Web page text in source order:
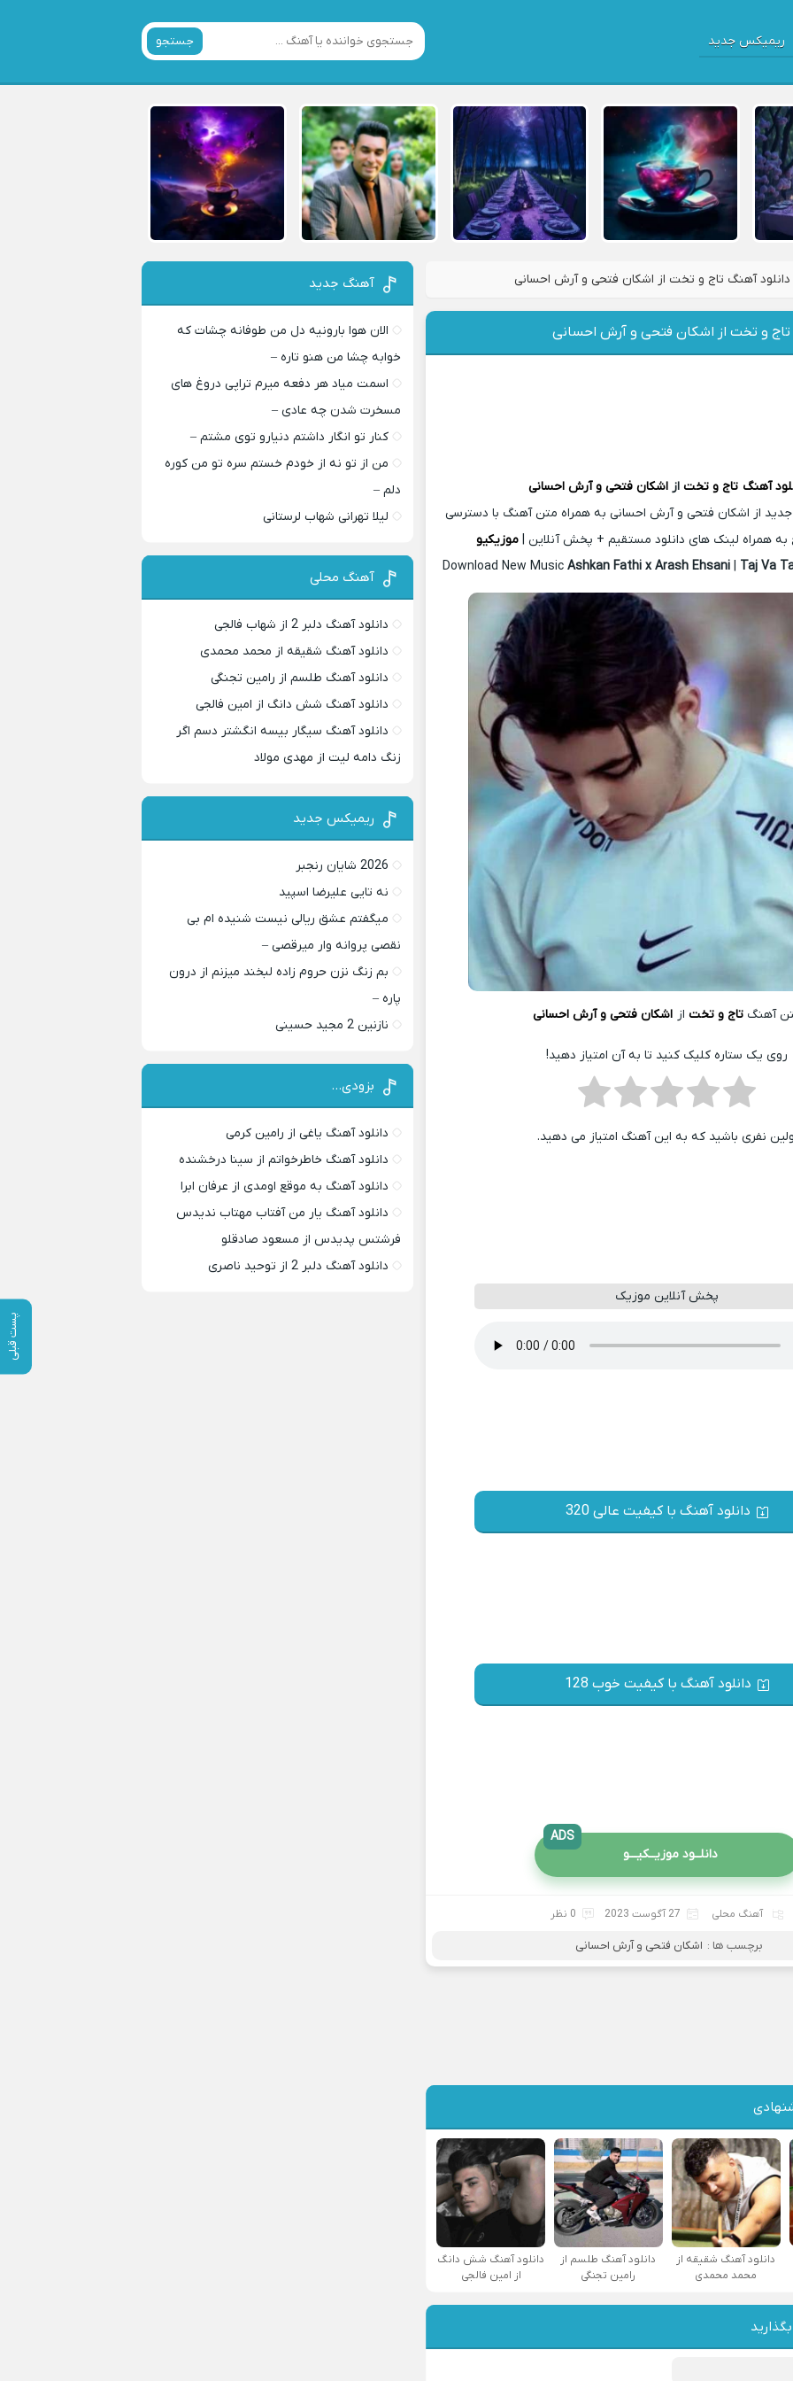
ریمیکس جدید جستجو
دانلود آهنگ تاج و تخت از اشکان فتحی و آرش احسانی
پست قبلی
تاج و تخت از اشکان فتحی و آرش احسانی
آهنگ تاج و تخت از اشکان فتحی و آرش احسانی
از اشکان فتحی و آرش احسانی به همراه متن آهنگ با دسترسی
همراه لینک های دانلود مستقیم + پخش آنلاین | موزیکیو
Download New Music Ashkan Fathi x Arash Ehsani| Taj Va
آهنگتاج و تخت از اشکان فتحی و آرش احسانی
روی یک ستاره کلیک کنید تا به آن امتیاز دهید!
نفری باشید که به این آهنگ امتیاز می دهید.
پخش آنلاین موزیک
دانلود آهنگ با کیفیت عالی 320
دانلود آهنگ با کیفیت خوب 128
دانلــود موزیــکیـــو
ADS
آهنگ محلی 27 آگوست 2023 0 نظر
برچسب ها : اشکان فتحی و آرش احسانی
دانلود آهنگ شقیقه از
محمد محمدی
دانلود آهنگ طلسم از
رامین تجنگی
دانلود آهنگ شش دانگ
از امین فالجی
آهنگ جدید
الان هوا بارونیه دل من طوفانه چشات که
خوابه چشا من هنو تاره –
اسمت میاد هر دفعه میرم تراپی دروغ‌ های
مسخرت شدن چه عادی –
کنار تو انگار داشتم دنیارو توی مشتم –
من از تو نه از خودم خستم سره تو من کوره
دلم –
لیلا تهرانی شهاب لرستانی
آهنگ محلی
دانلود آهنگ دلبر 2 از شهاب فالجی
دانلود آهنگ شقیقه از محمد محمدی
دانلود آهنگ طلسم از رامین تجنگی
دانلود آهنگ شش دانگ از امین فالجی
دانلود آهنگ سیگار بیسه انگشتر دسم اگر
زنگ دامه لیت از مهدی مولاد
ریمیکس جدید
2026 شایان رنجبر
نه تایی علیرضا اسپید
میگفتم عشق ریالی نیست شنیده ام بی
نقصی پروانه وار میرقصی –
بم زنگ نزن حروم زاده لبخند میزنم از درون
پاره –
نازنین 2 مجید حسینی
بزودی…
دانلود آهنگ یاغی از رامین کرمی
دانلود آهنگ خاطرخواتم از سینا درخشنده
دانلود آهنگ به موقع اومدی از عرفان ابرا
دانلود آهنگ یار من آفتاب مهتاب ندیدس
فرشتس پدیدس از مسعود صادقلو
دانلود آهنگ دلبر 2 از توحید ناصری